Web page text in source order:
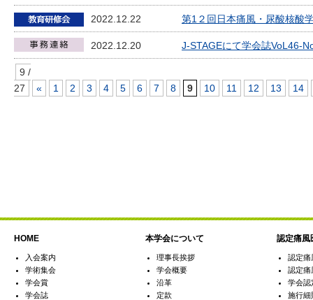
2022.12.22 第1２回日本痛風・尿酸核酸
2022.12.20 J-STAGEにて学会誌VoL46-
9 /
27
« 1 2 3 4 5 6 7 8 9 10 11 12 13 14
HOME
入会案内
学術集会
学会賞
学会誌
本学会について
理事長挨拶
学会概要
沿革
定款
認定痛風
認定痛
認定痛
学会認
施行細